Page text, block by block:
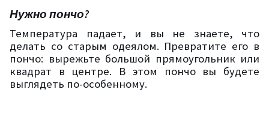
Нужно пончо?
Температура падает, и вы не знаете, что
делать со старым одеялом. Превратите его в
пончо: вырежьте большой прямоугольник или
квадрат в центре. В этом пончо вы будете
выглядеть по-особенному.